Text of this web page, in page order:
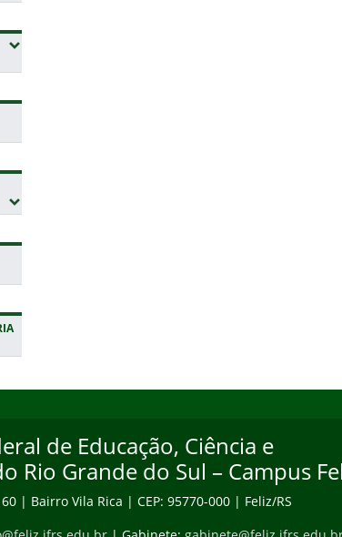
SUBMENUS)
de Educação, Ciência e
Rio Grande do Sul – Campus
| Bairro Vila Rica | CEP: 95770-000 | Feliz/RS